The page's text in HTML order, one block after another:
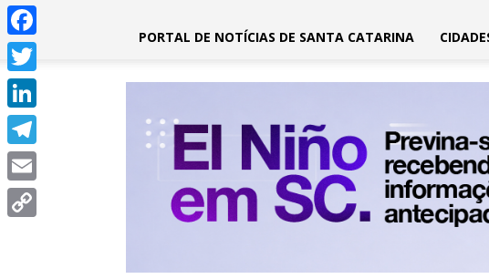
PORTAL DE NOTÍCIAS DE SANTA CATARINA
WhatsApp
Facebook
Twitter
LinkedIn
Telegram
Email